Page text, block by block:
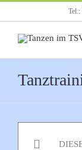
Inhalt
springen
Tel.: